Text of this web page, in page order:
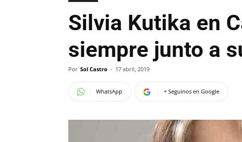
Silvia Kutika en
siempre junto a
Por Sol Castro - 17 abril, 2019
WhatsApp + Seguinos en Google